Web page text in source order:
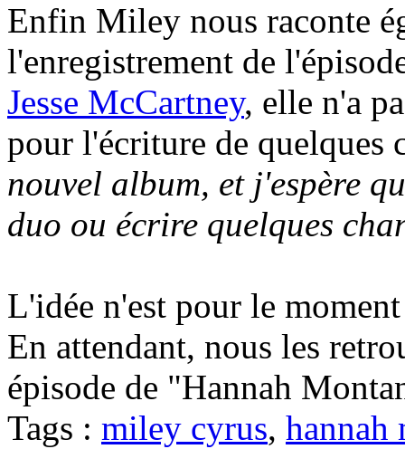
Enfin Miley nous raconte
l'enregistrement de
Jesse McCartney, elle n'a
pour l'écriture de quelques
nouvel album, et j'espère
duo ou écrire quelques
L'idée n'est pour le
En attendant, nous les
épisode de "Hannah
Tags : miley cyrus, hannah